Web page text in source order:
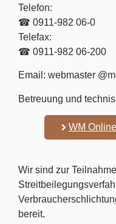
Telefon:
☎ 0911-982 06-0
Telefax:
☎ 0911-982 06-200
Email: webmaster
Betreuung und
WM
Wir sind zur
bereit.